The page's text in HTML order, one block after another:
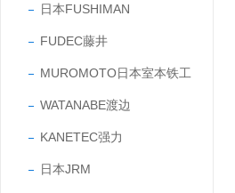
日本FUSHIMAN
FUDEC藤井
MUROMOTO日本室本铁工
WATANABE渡边
KANETEC强力
日本JRM